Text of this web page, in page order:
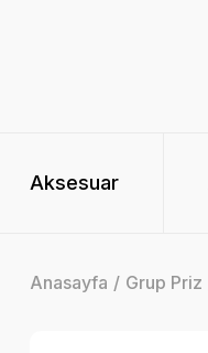
Aksesuar
Anasayfa Grup Priz